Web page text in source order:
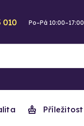
010 Po–Pá 10:00–17:00
Příležitost